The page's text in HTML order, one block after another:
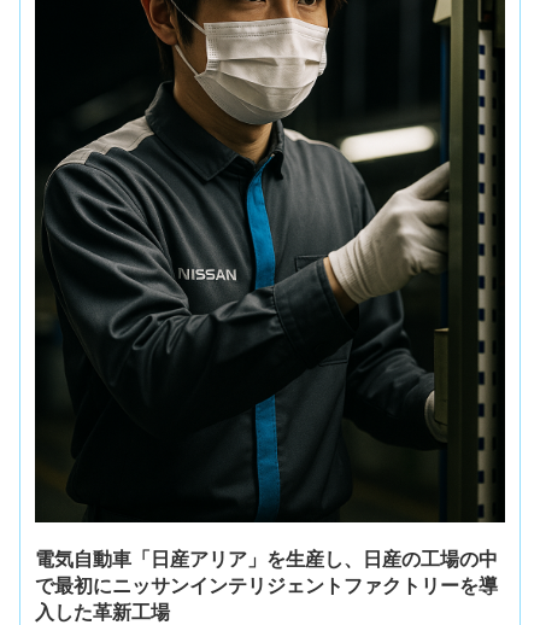
電気自動車「日産アリア」を生産し、日産の工場の中
で最初にニッサンインテリジェントファクトリーを導
入した革新工場